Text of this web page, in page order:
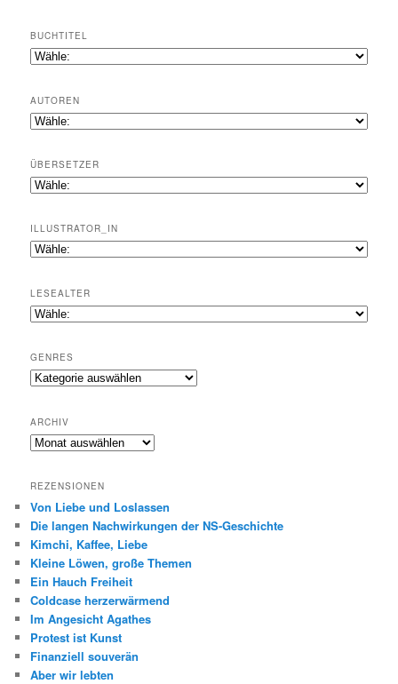
BUCHTITEL
AUTOREN
ÜBERSETZER
ILLUSTRATOR_IN
LESEALTER
GENRES
Genres
ARCHIV
Archiv
REZENSIONEN
Von Liebe und Loslassen
Die langen Nachwirkungen der NS-Geschichte
Kimchi, Kaffee, Liebe
Kleine Löwen, große Themen
Ein Hauch Freiheit
Coldcase herzerwärmend
Im Angesicht Agathes
Protest ist Kunst
Finanziell souverän
Aber wir lebten